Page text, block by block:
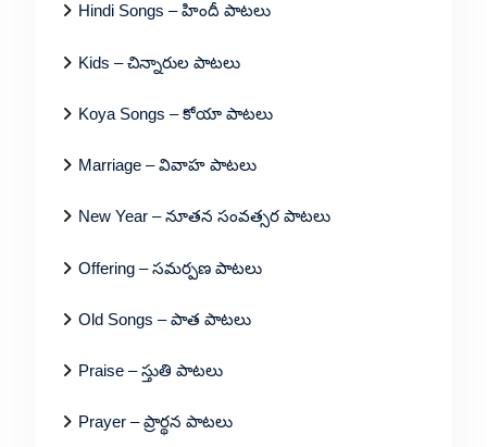
Hindi Songs – హిందీ పాటలు
Kids – చిన్నారుల పాటలు
Koya Songs – కోయా పాటలు
Marriage – వివాహ పాటలు
New Year – నూతన సంవత్సర పాటలు
Offering – సమర్పణ పాటలు
Old Songs – పాత పాటలు
Praise – స్తుతి పాటలు
Prayer – ప్రార్థన పాటలు